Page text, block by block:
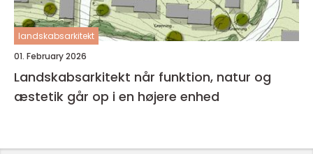
landskabsarkitekt
01. February 2026
Landskabsarkitekt når funktion, natur og
æstetik går op i en højere enhed